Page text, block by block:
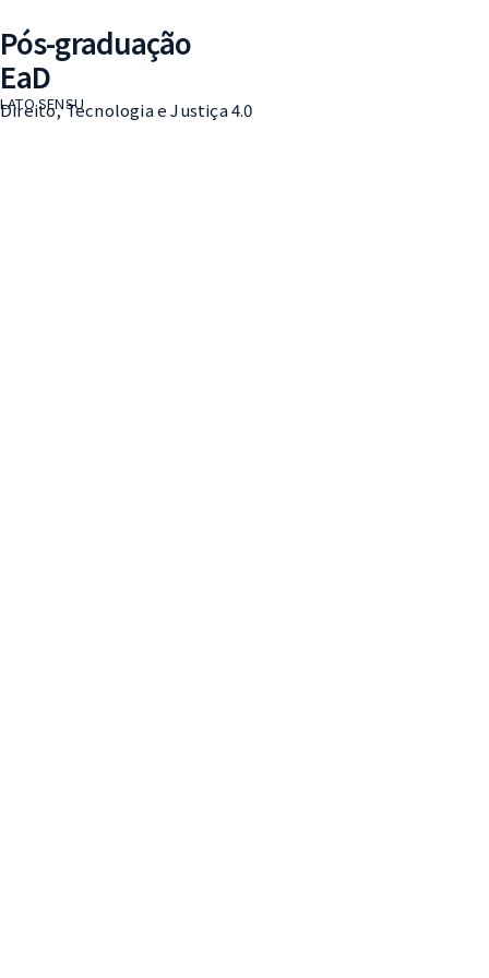
Pós-graduação
EaD
LATO SENSU
Direito, Tecnologia e Justiça 4.0